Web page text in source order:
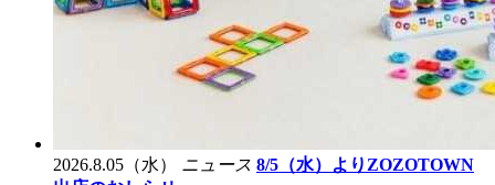
2026.8.05（水） ニュース 8/5（水）よりZOZOTOWN